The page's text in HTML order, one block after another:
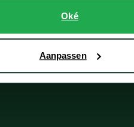
Oké
Aanpassen